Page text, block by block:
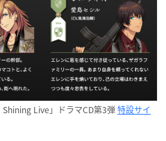
Live」ドラマCD第3弾特設サイ